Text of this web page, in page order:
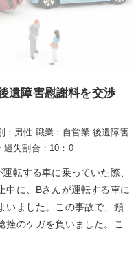
遺障害慰謝料を交渉
：男性 職業：自営業 後遺障害
過失割合：10：0
転する車に乗っていた際、
中に、Bさんが運転する車に
いました。この事故で、頸
挫のケガを負いました。こ